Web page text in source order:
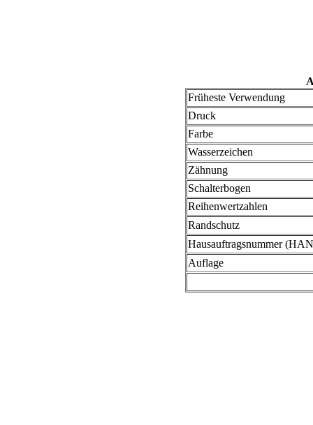
Früheste Verwendung
Druck
Farbe
Wasserzeichen
Zähnung
Schalterbogen
Reihenwertzahlen
Randschutz
Hausauftragsnummer
Auflage